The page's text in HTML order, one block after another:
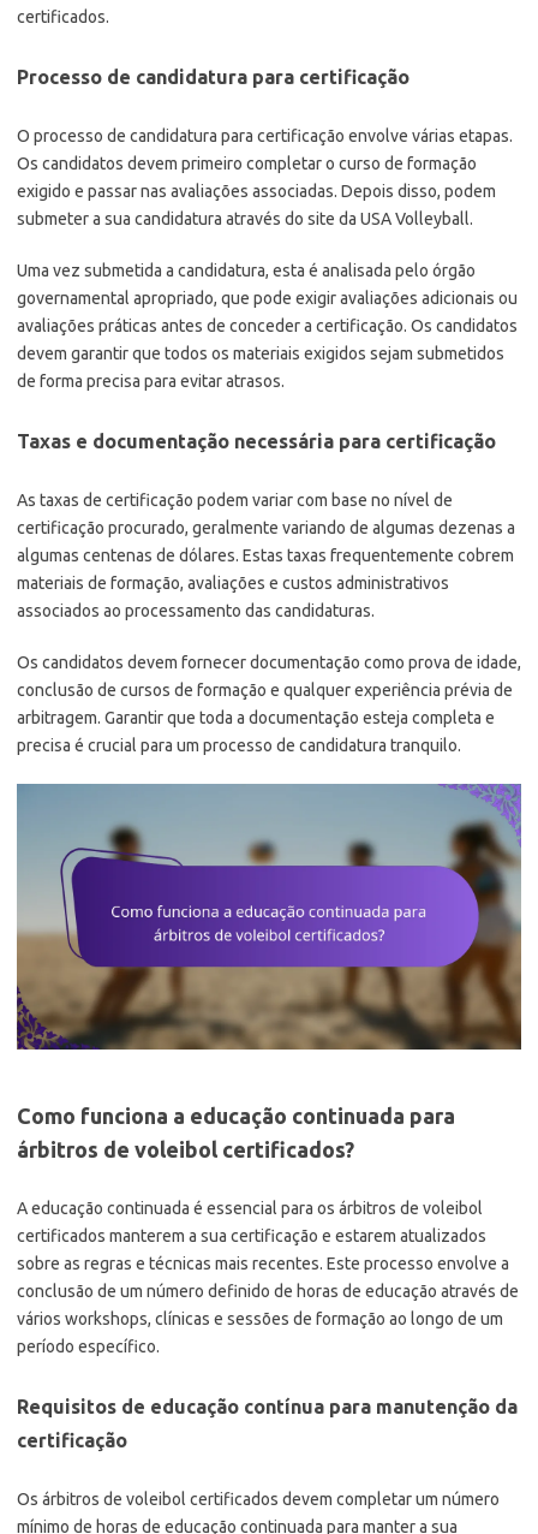
certificados.
Processo de candidatura para certificação
O processo de candidatura para certificação envolve várias etapas.
Os candidatos devem primeiro completar o curso de formação
exigido e passar nas avaliações associadas. Depois disso, podem
submeter a sua candidatura através do site da USA Volleyball.
Uma vez submetida a candidatura, esta é analisada pelo órgão
governamental apropriado, que pode exigir avaliações adicionais ou
avaliações práticas antes de conceder a certificação. Os candidatos
devem garantir que todos os materiais exigidos sejam submetidos
de forma precisa para evitar atrasos.
Taxas e documentação necessária para certificação
As taxas de certificação podem variar com base no nível de
certificação procurado, geralmente variando de algumas dezenas a
algumas centenas de dólares. Estas taxas frequentemente cobrem
materiais de formação, avaliações e custos administrativos
associados ao processamento das candidaturas.
Os candidatos devem fornecer documentação como prova de idade,
conclusão de cursos de formação e qualquer experiência prévia de
arbitragem. Garantir que toda a documentação esteja completa e
precisa é crucial para um processo de candidatura tranquilo.
Como funciona a educação continuada para
árbitros de voleibol certificados?
A educação continuada é essencial para os árbitros de voleibol
certificados manterem a sua certificação e estarem atualizados
sobre as regras e técnicas mais recentes. Este processo envolve a
conclusão de um número definido de horas de educação através de
vários workshops, clínicas e sessões de formação ao longo de um
período específico.
Requisitos de educação contínua para manutenção da
certificação
Os árbitros de voleibol certificados devem completar um número
mínimo de horas de educação continuada para manter a sua